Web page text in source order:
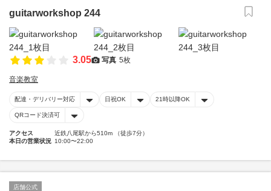
guitarworkshop 244
3.05 写真 5枚
音楽教室
配達・デリバリー対応 日祝OK 21時以降OK
QRコード決済可
アクセス
近鉄八尾駅から510m （徒歩7分）
本日の営業状況 10:00〜22:00
店舗公式